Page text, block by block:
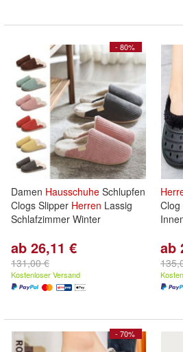
- 80%
Damen Hausschuhe Schlupfen
Clogs Slipper Herren Lassig
Schlafzimmer Winter
ab 26,11 €
131,00 €
Kostenloser Versand
Clog
ab
- 70%